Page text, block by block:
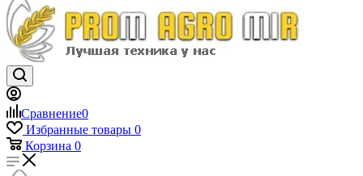
Сравнение0
Избранные товары 0
Корзина 0